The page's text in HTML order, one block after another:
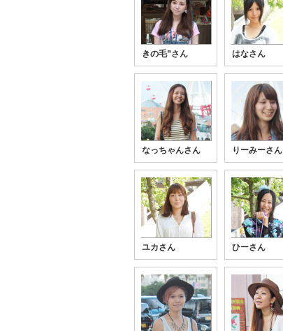
きの毛”さん はなさん
なっちゃんさん りーみーさん
ユカさん ひーさん